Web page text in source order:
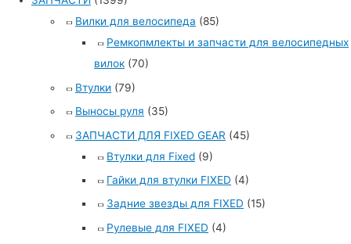
Вилки для велосипеда (85)
Ремкопмлекты и запчасти для велосипедных
вилок (70)
Втулки (79)
Выносы руля (35)
ЗАПЧАСТИ ДЛЯ FIXED GEAR (45)
Втулки для Fixed (9)
Гайки для втулки FIXED (4)
Задние звезды для FIXED (15)
Рулевые для FIXED (4)